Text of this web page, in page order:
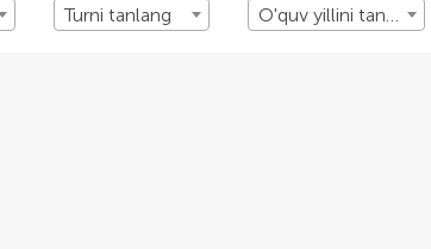
Turni tanlang O'quv yillini tanlang